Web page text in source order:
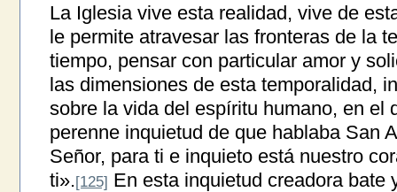
La Iglesia vive esta realidad, vive de
le permite atravesar las fronteras de la
tiempo, pensar con particular amor y
las dimensiones de esta temporalidad,
sobre la vida del espíritu humano, en el
perenne inquietud de que hablaba San
Señor, para ti e inquieto está nuestro
ti».[125] En esta inquietud creadora bate